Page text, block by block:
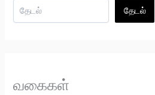
தேடல்
வகைகள்